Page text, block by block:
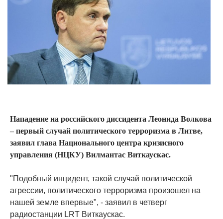
Нападение на российского диссидента Леонида Волкова
– первый случай политического терроризма в Литве,
заявил глава Национального центра кризисного
управления (НЦКУ) Вилмантас Виткаускас.
"Подобный инцидент, такой случай политической
агрессии, политического терроризма произошел на
нашей земле впервые", - заявил в четверг
радиостанции LRT Виткаускас.